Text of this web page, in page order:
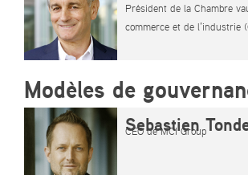
Président de la Chambre
commerce et de l’industrie
Modèles de
Sebastien
CEO de MCI Group